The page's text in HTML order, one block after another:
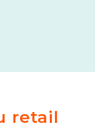
retail